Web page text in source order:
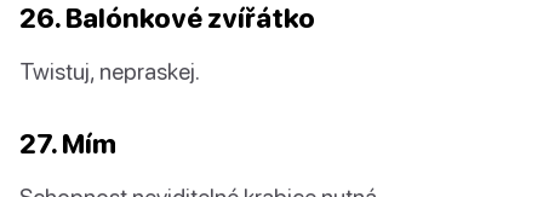
26. Balónkové zvířátko
Twistuj, nepraskej.
27. Mím